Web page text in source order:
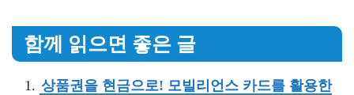
함께 읽으면 좋은 글
상품권을 현금으로! 모빌리언스 카드를 활용한